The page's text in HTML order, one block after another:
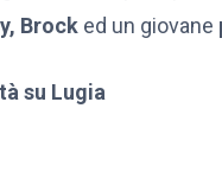
Brock ed un giovane
su Lugia